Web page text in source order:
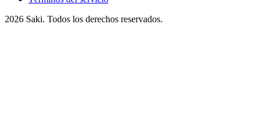
2026 Saki. Todos los derechos reservados.